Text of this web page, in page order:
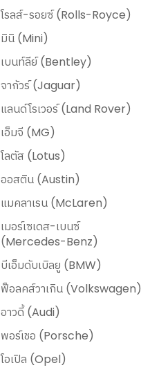
โรลส์-รอยซ์ (Rolls-Royce)
มินิ (Mini)
เบนท์ลีย์ (Bentley)
จากัวร์ (Jaguar)
แลนด์โรเวอร์ (Land Rover)
เอ็มจี (MG)
โลตัส (Lotus)
ออสติน (Austin)
แมคลาเรน (McLaren)
เมอร์เซเดส-เบนซ์
(Mercedes-Benz)
บีเอ็มดับเบิลยู (BMW)
ฟ็อลคส์วาเกิน (Volkswagen)
อาวดี้ (Audi)
พอร์เชอ (Porsche)
โอเปิล (Opel)